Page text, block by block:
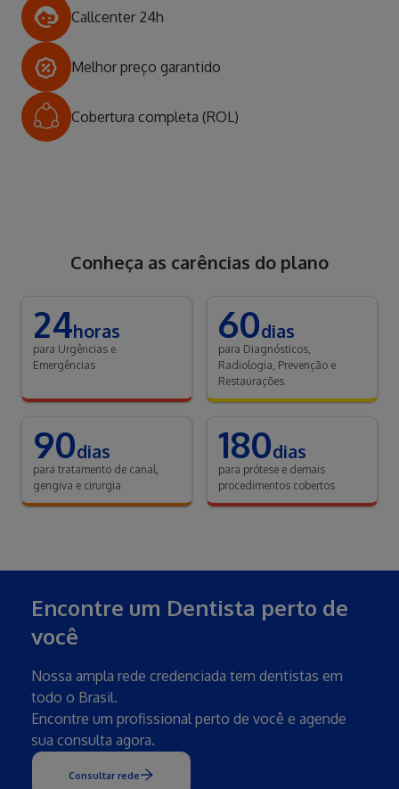
Callcenter 24h
Melhor preço garantido
Cobertura completa (ROL)
Conheça as carências do plano
24horas
para Urgências e
Emergências
60dias
para Diagnósticos,
Radiologia, Prevenção e
Restaurações
90dias
para tratamento de canal,
gengiva e cirurgia
180dias
para prótese e demais
procedimentos cobertos
Encontre um Dentista perto de
você
Nossa ampla rede credenciada tem dentistas em
todo o Brasil.
Encontre um profissional perto de você e agende
sua consulta agora.
Consultar rede